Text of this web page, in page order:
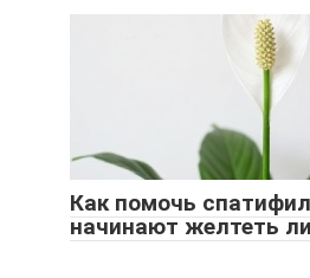
Как помочь
начинают желтеть